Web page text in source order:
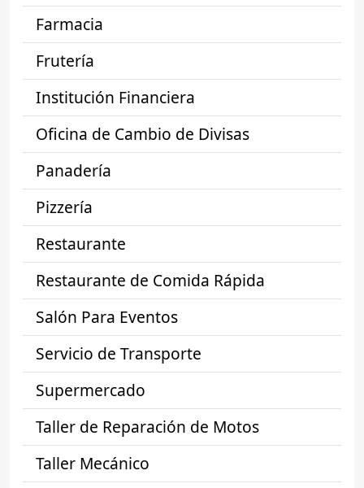
Farmacia
Frutería
Institución Financiera
Oficina de Cambio de Divisas
Panadería
Pizzería
Restaurante
Restaurante de Comida Rápida
Salón Para Eventos
Servicio de Transporte
Supermercado
Taller de Reparación de Motos
Taller Mecánico